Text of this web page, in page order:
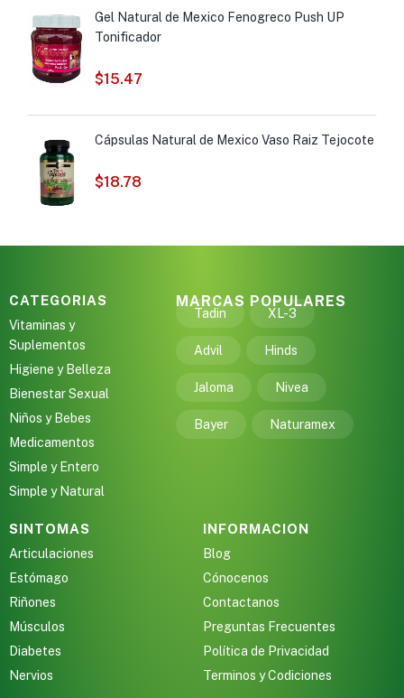
Gel Natural de Mexico Fenogreco Push UP
Tonificador
$15.47
Cápsulas Natural de Mexico Vaso Raiz Tejocote
$18.78
CATEGORIAS
Vitaminas y
Suplementos
Higiene y Belleza
Bienestar Sexual
Niños y Bebes
Medicamentos
Simple y Entero
Simple y Natural
MARCAS POPULARES
Tadin XL-3
Advil Hinds
Jaloma Nivea
Bayer Naturamex
SINTOMAS
Articulaciones
Estómago
Riñones
Músculos
Diabetes
Nervios
INFORMACION
Blog
Cónocenos
Contactanos
Preguntas Frecuentes
Política de Privacidad
Terminos y Codiciones